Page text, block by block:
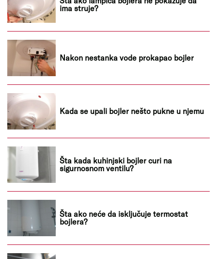
ima struje?
Nakon nestanka vode prokapao bojler
Kada se upali bojler nešto pukne u njemu
Šta kada kuhinjski bojler curi na
sigurnosnom ventilu?
Šta ako neće da isključuje termostat
bojlera?